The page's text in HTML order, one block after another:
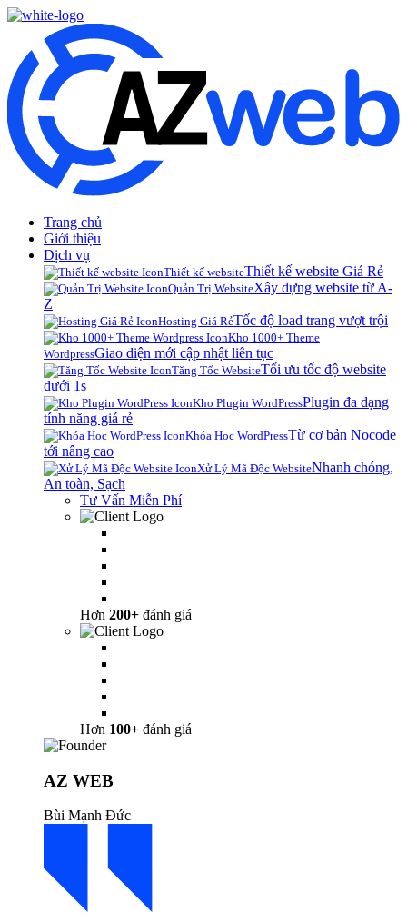
Trang chủ
Giới thiệu
Dịch vụ
Thiết kế websiteThiết kế website Giá Rẻ
Quản Trị WebsiteXây dựng website từ A-
Z
Hosting Giá RẻTốc độ load trang vượt trội
Kho 1000+ Theme
WordpressGiao diện mới cập nhật liên tục
Tăng Tốc WebsiteTối ưu tốc độ website
dưới 1s
Kho Plugin WordPressPlugin đa dạng
tính năng giá rẻ
Khóa Học WordPressTừ cơ bản Nocode
tới nâng cao
Xử Lý Mã Độc WebsiteNhanh chóng,
An toàn, Sạch
Tư Vấn Miễn Phí
Hơn 200+ đánh giá
Hơn 100+ đánh giá
AZ WEB
Bùi Mạnh Đức